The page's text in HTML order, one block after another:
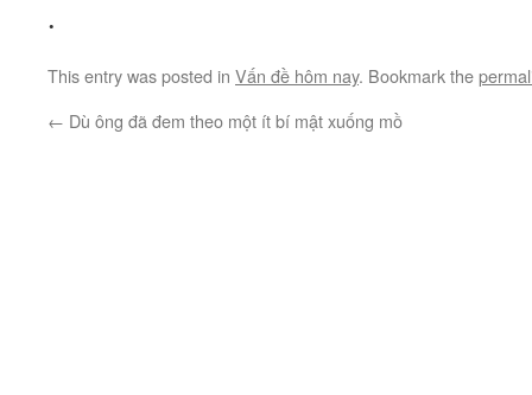
.
This entry was posted in Vấn đề hôm nay. Bookmark the
← Dù ông đã đem theo một ít bí mật xuống mồ